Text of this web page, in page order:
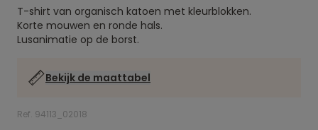
T-shirt van organisch katoen met kleurblokken.
Korte mouwen en ronde hals.
Lusanimatie op de borst.
Bekijk de maattabel
Ref. 94113_02018